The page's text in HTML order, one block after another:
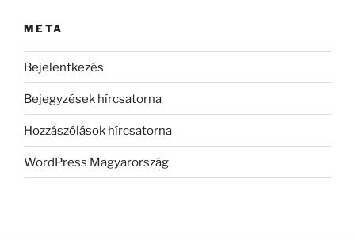
META
Bejelentkezés
Bejegyzések hírcsatorna
Hozzászólások hírcsatorna
WordPress Magyarország